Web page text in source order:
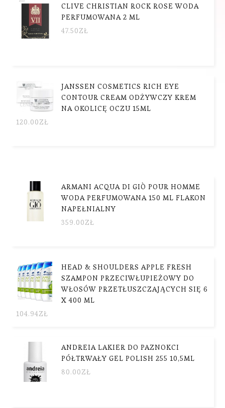
CLIVE CHRISTIAN ROCK ROSE WODA
PERFUMOWANA 2 ML
47.50ZŁ
JANSSEN COSMETICS RICH EYE
CONTOUR CREAM ODŻYWCZY KREM
NA OKOLICĘ OCZU 15ML
120.00ZŁ
ARMANI ACQUA DI GIÒ POUR HOMME
WODA PERFUMOWANA 150 ML FLAKON
NAPEŁNIALNY
359.00ZŁ
HEAD & SHOULDERS APPLE FRESH
SZAMPON PRZECIWŁUPIEŻOWY DO
WŁOSÓW PRZETŁUSZCZAJĄCYCH SIĘ 6
X 400 ML
104.94ZŁ
ANDREIA LAKIER DO PAZNOKCI
PÓŁTRWAŁY GEL POLISH 255 10,5ML
80.00ZŁ